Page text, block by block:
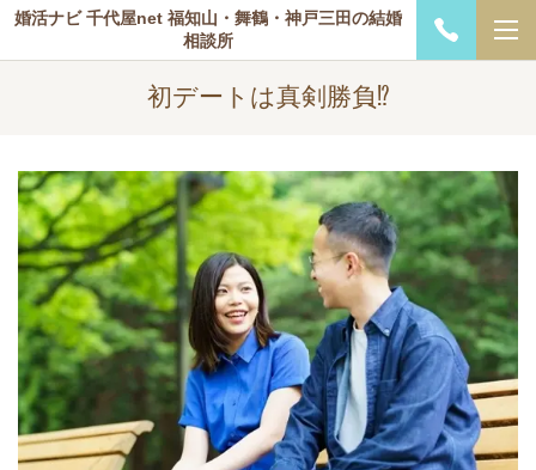
婚活ナビ 千代屋net 福知山・舞鶴・神戸三田の結婚
相談所
初デートは真剣勝負⁉